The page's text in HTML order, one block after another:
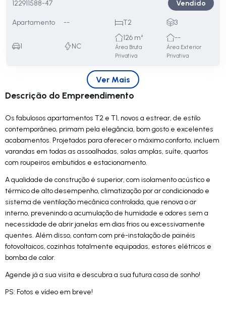
122911588-47 Vendido
Apartamento -- T2 3
1 NC
126 m²
Área Bruta
Privativa
--
Área Exterior
Privativa
Ver Mais
Descrição do Empreendimento
Os fabulosos apartamentos T2 e T1, novos a estrear, de estilo
contemporâneo, primam pela elegância, bom gosto e excelentes
acabamentos. Projetados para oferecer o máximo conforto, incluem
varandas em todas as assoalhadas, salas amplas, suíte, quartos
com roupeiros embutidos e estacionamento.
A qualidade de construção é superior, com isolamento acústico e
térmico de alto desempenho, climatização por ar condicionado e
sistema de ventilação mecânica controlada, que renova o ar
interno, prevenindo a acumulação de humidade e odores sem a
necessidade de abrir janelas em dias frios ou excessivamente
quentes. Além disso, contam com pré-instalação de painéis
fotovoltaicos, cozinhas totalmente equipadas, estores elétricos e
bomba de calor.
Agende já a sua visita e descubra a sua futura casa de sonho!
PS: Fotos e vídeo em breve!